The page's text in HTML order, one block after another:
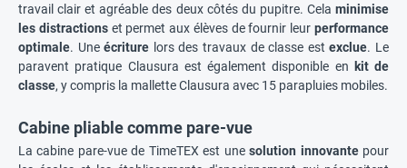
travail clair et agréable des deux côtés du pupitre. Cela minimise
les distractionset permet aux élèves de fournir leurperformance
optimale. Uneécriture lors des travaux de classe estexclue. Le
paravent pratique Clausura est également disponible en kit de
classe, y compris la mallette Clausura avec 15 parapluies mobiles.
Cabine pliable comme pare-vue
La cabine pare-vue de TimeTEX est unesolution innovantepour